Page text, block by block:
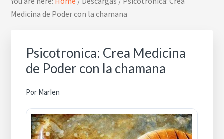
Medicina de Poder con la chamana
Psicotronica: Crea Medicina
de Poder con la chamana
Por MarIen
Sidebar